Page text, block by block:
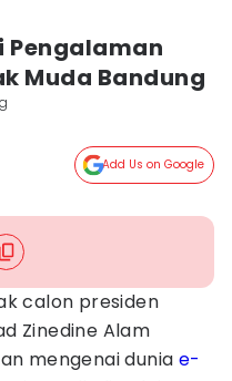
Pengalaman
Muda Bandung
Add Us on Google
calon presiden
Zinedine Alam
mengenai dunia e-